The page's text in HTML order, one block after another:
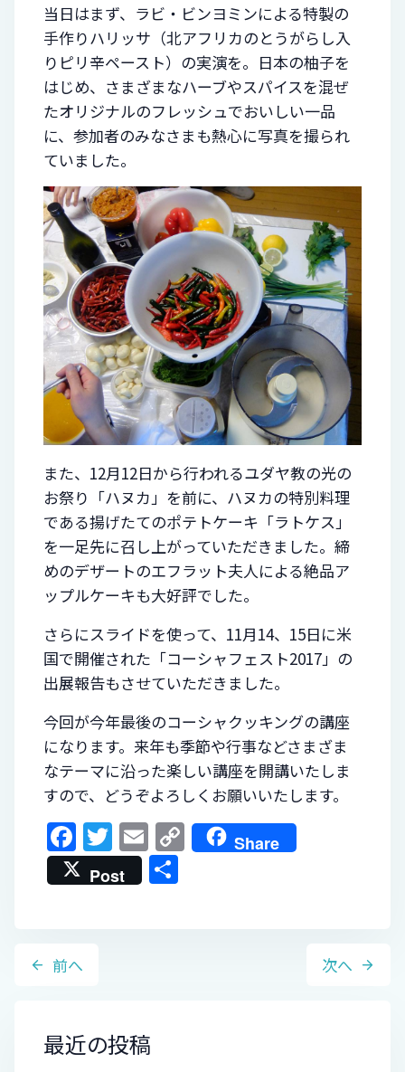
当日はまず、ラビ・ビンヨミンによる特製の
手作りハリッサ（北アフリカのとうがらし入
りピリ辛ペースト）の実演を。日本の柚子を
はじめ、さまざまなハーブやスパイスを混ぜ
たオリジナルのフレッシュでおいしい一品
に、参加者のみなさまも熱心に写真を撮られ
ていました。
また、12月12日から行われるユダヤ教の光の
お祭り「ハヌカ」を前に、ハヌカの特別料理
である揚げたてのポテトケーキ「ラトケス」
を一足先に召し上がっていただきました。締
めのデザートのエフラット夫人による絶品ア
ップルケーキも大好評でした。
さらにスライドを使って、11月14、15日に米
国で開催された「コーシャフェスト2017」の
出展報告もさせていただきました。
今回が今年最後のコーシャクッキングの講座
になります。来年も季節や行事などさまざま
なテーマに沿った楽しい講座を開講いたしま
すので、どうぞよろしくお願いいたします。
F
a
c
b
o
k
T
w
itt
E
m
ai
C
o
Share
Post
投
前へ 次へ
最近の投稿